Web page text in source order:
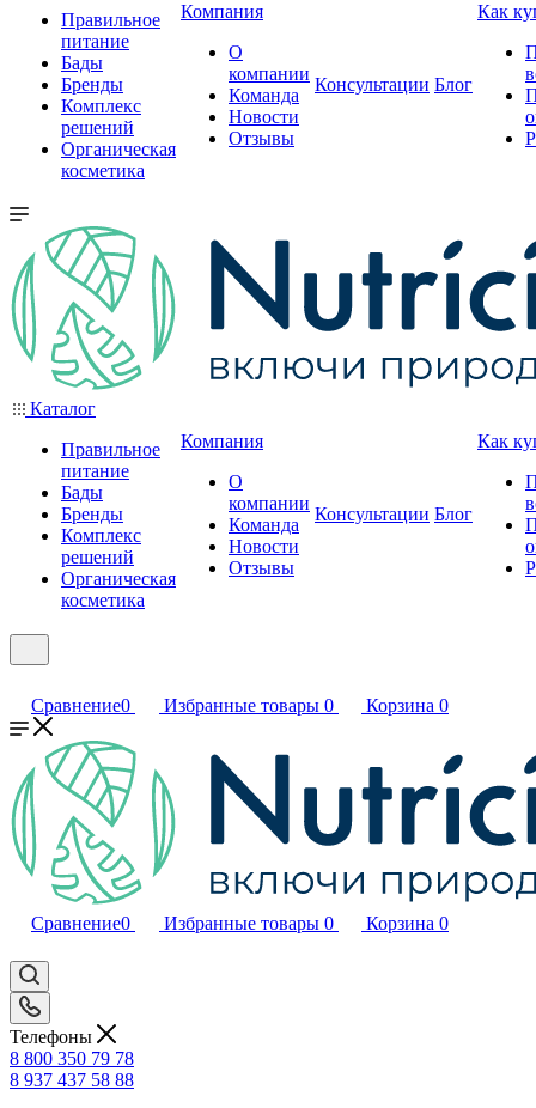
Правильное
питание
Бады
Бренды
Комплекс
решений
Органическая
косметика
Компания
О
компании
Команда
Новости
Отзывы
Консультации Блог
Как
Каталог
Правильное
питание
Бады
Бренды
Комплекс
решений
Органическая
косметика
Компания
О
компании
Команда
Новости
Отзывы
Консультации Блог
Как
Сравнение0 Избранные товары 0 Корзина 0
Сравнение0 Избранные товары 0 Корзина 0
Телефоны
8 800 350 79 78
8 937 437 58 88